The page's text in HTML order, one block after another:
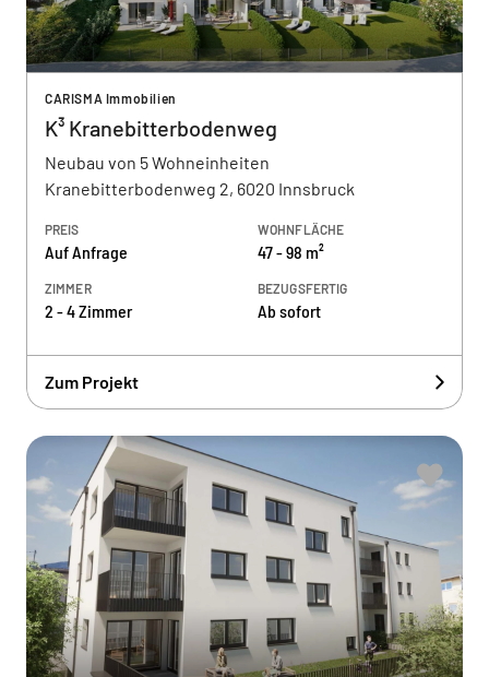
CARISMA Immobilien
K³ Kranebitterbodenweg
Neubau von 5 Wohneinheiten
Kranebitterbodenweg 2, 6020 Innsbruck
PREIS
Auf Anfrage
WOHNFLÄCHE
47 - 98 m²
ZIMMER
2 - 4 Zimmer
BEZUGSFERTIG
Ab sofort
Zum Projekt